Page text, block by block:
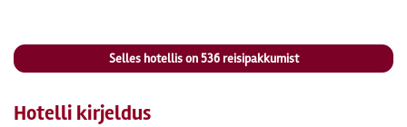
Selles hotellis on536reisipakkumist
Hotelli kirjeldus